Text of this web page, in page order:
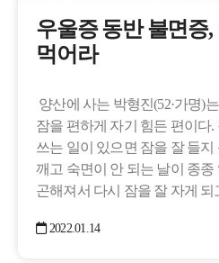
우울증 동반 불면증,
먹어라
양산에 사는 박형진(52·가명)
잠을 편하게 자기 힘든 편이다
쓰는 일이 있으면 잠을 잘 들지
깨고 숙면이 안 되는 날이 종종
곤해져서 다시 잠을 잘 자게 되
2022.01.14